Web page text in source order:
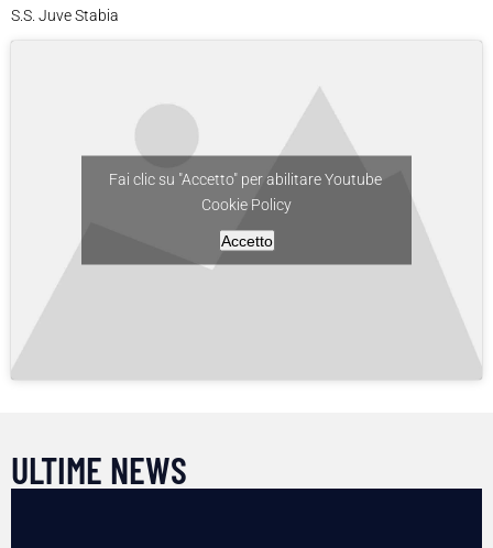
S.S. Juve Stabia
Fai clic su "Accetto" per abilitare Youtube
Cookie Policy
Accetto
ULTIME NEWS